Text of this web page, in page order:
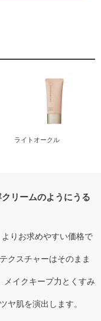
ライトオークル
リームのようにうる
りお求めやすい価格で
クスチャーはそのまま
イクキープ力とくすみ
ヤ肌を演出します。